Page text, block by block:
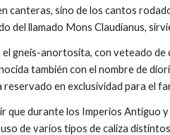
canteras, sino de los cantos
del llamado Mons Claudianus,
gneis-anortosita, con veteado
también con el nombre de
reservado en exclusividad para el
que durante los Imperios Antiguo
de varios tipos de caliza